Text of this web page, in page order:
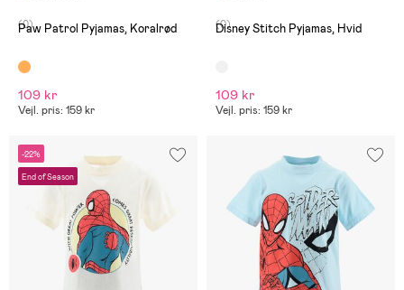
(0)
Paw Patrol Pyjamas, Koralrød
109 kr
Vejl. pris: 159 kr
(0)
Disney Stitch Pyjamas, Hvid
109 kr
Vejl. pris: 159 kr
-22%
End of Season